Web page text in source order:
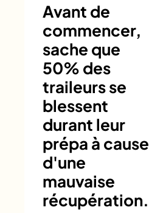
Avant de
commencer,
sache que
50% des
traileurs se
blessent
durant leur
prépa à cause
d'une
mauvaise
récupération.